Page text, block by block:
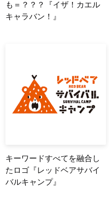
も＝？？？『イザ！カエル
キャラバン！』
キーワードすべてを融合し
たロゴ『レッドベアサバイ
バルキャンプ』